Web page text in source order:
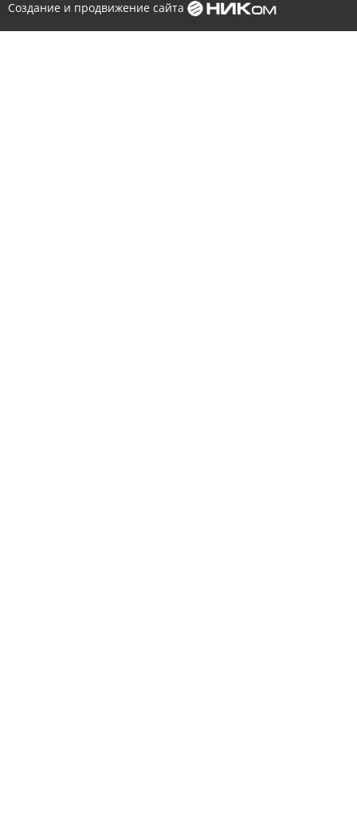
Создание и продвижение сайта